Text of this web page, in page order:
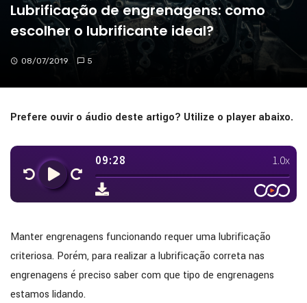
Lubrificação de engrenagens: como
escolher o lubrificante ideal?
08/07/2019 5
Prefere ouvir o áudio deste artigo? Utilize o player abaixo.
Manter engrenagens funcionando requer uma lubrificação
criteriosa. Porém, para realizar a lubrificação correta nas
engrenagens é preciso saber com que tipo de engrenagens
estamos lidando.